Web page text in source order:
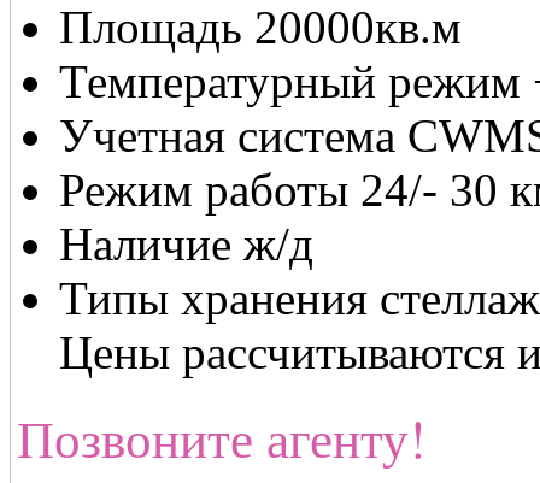
Площадь 20000кв.м
Температурный режим
Учетная система
Режим работы 24/- 30
Наличие ж/д
Типы хранения
Цены рассчитываются
Позвоните агенту!